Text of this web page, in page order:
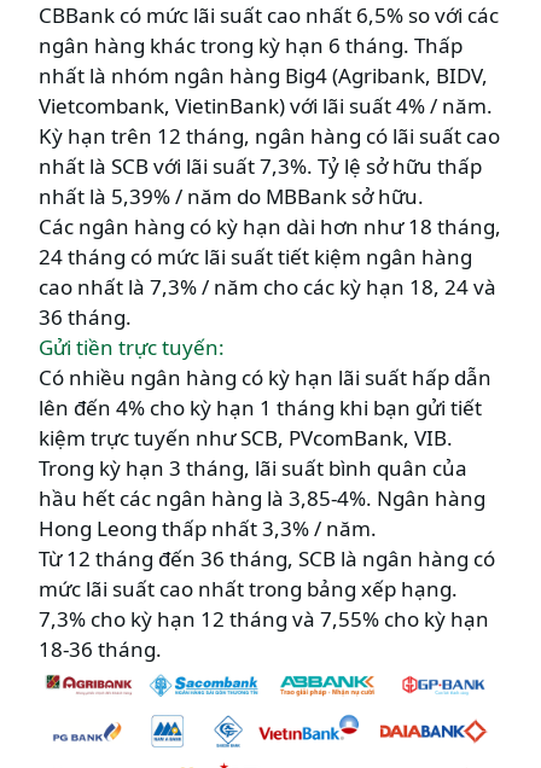
CBBank có mức lãi suất cao nhất 6,5% so với các
ngân hàng khác trong kỳ hạn 6 tháng. Thấp
nhất là nhóm ngân hàng Big4 (Agribank, BIDV,
Vietcombank, VietinBank) với lãi suất 4% / năm.
Kỳ hạn trên 12 tháng, ngân hàng có lãi suất cao
nhất là SCB với lãi suất 7,3%. Tỷ lệ sở hữu thấp
nhất là 5,39% / năm do MBBank sở hữu.
Các ngân hàng có kỳ hạn dài hơn như 18 tháng,
24 tháng có mức lãi suất tiết kiệm ngân hàng
cao nhất là 7,3% / năm cho các kỳ hạn 18, 24 và
36 tháng.
Gửi tiền trực tuyến:
Có nhiều ngân hàng có kỳ hạn lãi suất hấp dẫn
lên đến 4% cho kỳ hạn 1 tháng khi bạn gửi tiết
kiệm trực tuyến như SCB, PVcomBank, VIB.
Trong kỳ hạn 3 tháng, lãi suất bình quân của
hầu hết các ngân hàng là 3,85-4%. Ngân hàng
Hong Leong thấp nhất 3,3% / năm.
Từ 12 tháng đến 36 tháng, SCB là ngân hàng có
mức lãi suất cao nhất trong bảng xếp hạng.
7,3% cho kỳ hạn 12 tháng và 7,55% cho kỳ hạn
18-36 tháng.